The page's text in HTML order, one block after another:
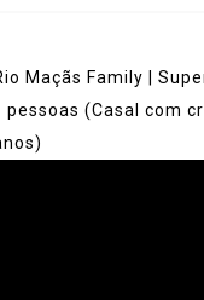
Maçãs Family |
pessoas (Casal com